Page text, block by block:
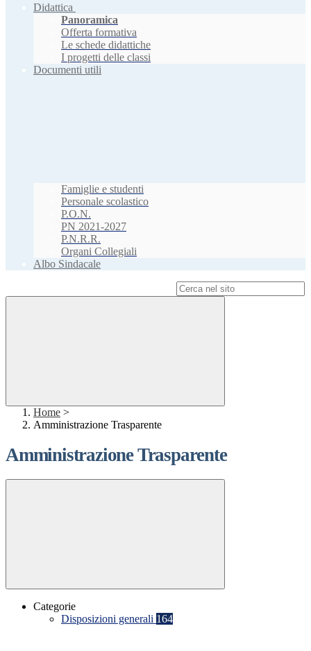
Didattica
Panoramica
Offerta formativa
Le schede didattiche
I progetti delle classi
Documenti utili
Famiglie e studenti
Personale scolastico
P.O.N.
PN 2021-2027
P.N.R.R.
Organi Collegiali
Albo Sindacale
Home >
Amministrazione Trasparente
Amministrazione Trasparente
Categorie
Disposizioni generali 164